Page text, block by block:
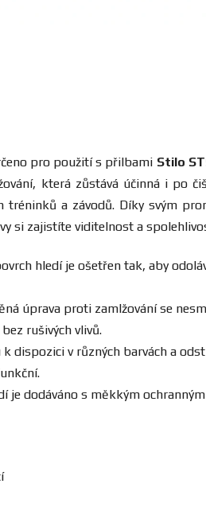
pro použití s ​​přilbami Stilo
která zůstává účinná i po
tréninků a závodů. Díky svým
si zajistíte viditelnost a
hledí je ošetřen tak, aby
úprava proti zamlžování se
rušivých vlivů.
k dispozici v různých barvách a
je dodáváno s měkkým